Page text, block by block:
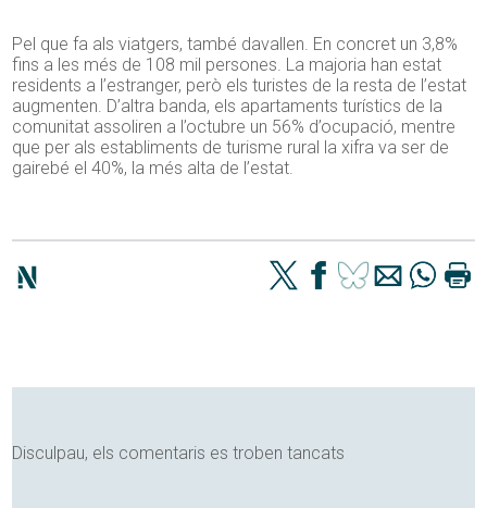
Pel que fa als viatgers, també davallen. En concret un 3,8%
fins a les més de 108 mil persones. La majoria han estat
residents a l’estranger, però els turistes de la resta de l’estat
augmenten. D’altra banda, els apartaments turístics de la
comunitat assoliren a l’octubre un 56% d’ocupació, mentre
que per als establiments de turisme rural la xifra va ser de
gairebé el 40%, la més alta de l’estat.
Disculpau, els comentaris es troben tancats